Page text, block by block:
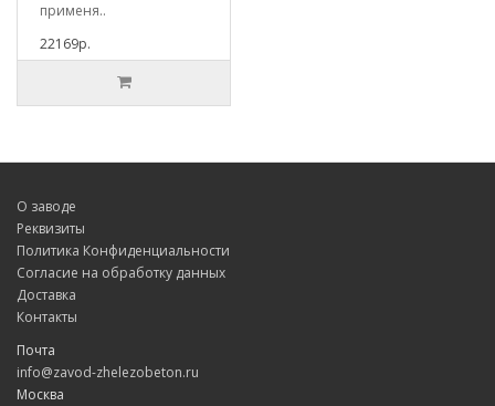
применя..
22169р.
О заводе
Реквизиты
Политика Конфиденциальности
Согласие на обработку данных
Доставка
Контакты
Почта
info@zavod-zhelezobeton.ru
Москва